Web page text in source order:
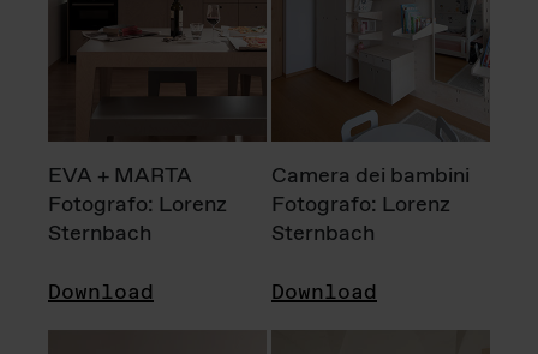
EVA + MARTA
Fotografo: Lorenz
Sternbach
Download
Camera dei bambini
Fotografo: Lorenz
Sternbach
Download